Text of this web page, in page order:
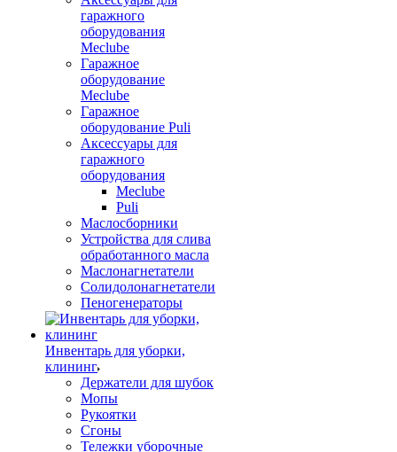
гаражного
оборудования
Meclube
Гаражное
оборудование
Meclube
Гаражное
оборудование Puli
Аксессуары для
гаражного
оборудования
Meclube
Puli
Маслосборники
Устройства для слива
обработанного масла
Маслонагнетатели
Солидолонагнетатели
Пеногенераторы
Инвентарь для уборки,
клининг
Держатели для шубок
Мопы
Рукоятки
Сгоны
Тележки уборочные